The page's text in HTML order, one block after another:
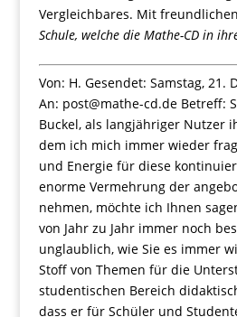
Vergleichbares. Mit
Schule, welche die Mathe-CD in
Von: H. Gesendet: Samstag, 21.
An: post@mathe-cd.de Betreff:
Buckel, als langjähriger Nutzer
dem ich mich immer wieder
und Energie für diese
enorme Vermehrung der
nehmen, möchte ich Ihnen
von Jahr zu Jahr immer noch
unglaublich, wie Sie es immer
Stoff von Themen für die
studentischen Bereich
dass er für Schüler und